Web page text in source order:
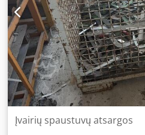
Įvairių spaustuvų atsargos